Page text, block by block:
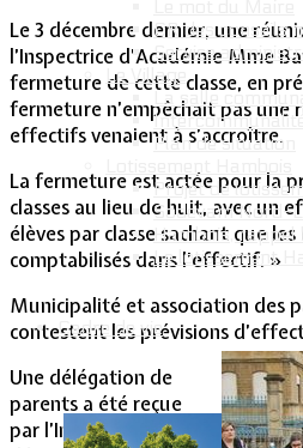
CR des conseils
Service
Le Village
La salle
Plan de situation
Projet de
Sodevam Nord-
Hambois, rappel
Le lotissement
Cadre de vie
Le 3 décembre dernier, une
l’Inspectrice d’Académie Mme
fermeture de cette classe, en
fermeture n’empêchait pas une
effectifs venaient à s’accroître.
La fermeture est actée pour la
classes au lieu de huit, avec un
élèves par classe sachant que les
comptabilisés dans l’effectif. »
Municipalité et association des
contestent les prévisions
Une délégation de
parents a été reçue
par l’Inspectrice